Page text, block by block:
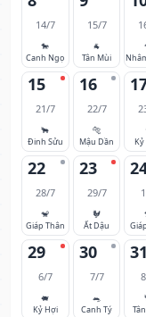
14/7
🐎
Canh Ngọ
15/7
🐐
Tân Mùi
15
21/7
🐂
Đinh Sửu
16
22/7
🐅
Mậu Dần
Kỷ
22
28/7
🐒
Giáp Thân
23
29/7
🐓
Ất Dậu
29
6/7
🐖
Kỷ Hợi
30
7/7
🐀
Canh Tý
31